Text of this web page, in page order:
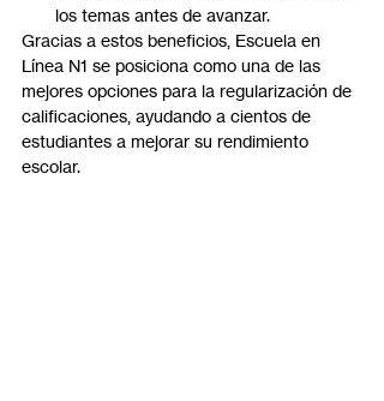
los temas antes de avanzar.
Gracias a estos beneficios, Escuela en
Línea N1 se posiciona como una de las
mejores opciones para la regularización de
calificaciones, ayudando a cientos de
estudiantes a mejorar su rendimiento
escolar.